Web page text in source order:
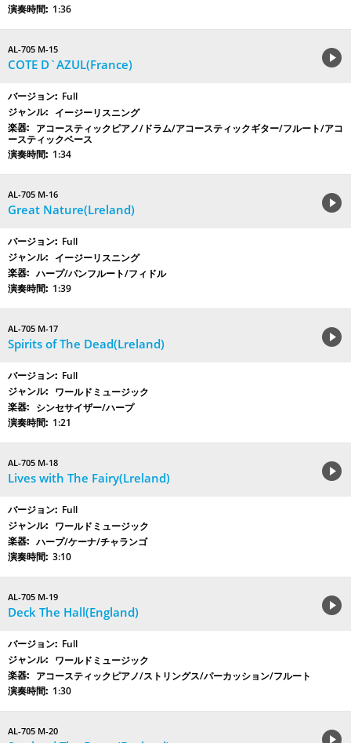
1:36
AL-705 M-15
COTE D`AZUL(France)
Full
イージーリスニング
アコースティックピアノ/ドラム/アコースティックギター/フルート/アコ
ースティックベース
1:34
AL-705 M-16
Great Nature(Lreland)
Full
イージーリスニング
ハープ/パンフルート/フィドル
1:39
AL-705 M-17
Spirits of The Dead(Lreland)
Full
ワールドミュージック
シンセサイザー/ハープ
1:21
AL-705 M-18
Lives with The Fairy(Lreland)
Full
ワールドミュージック
ハープ/ケーナ/チャランゴ
3:10
AL-705 M-19
Deck The Hall(England)
Full
ワールドミュージック
アコースティックピアノ/ストリングス/パーカッション/フルート
1:30
AL-705 M-20